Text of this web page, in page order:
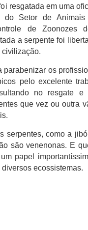
resgatada em uma
Setor de Animais
de Zoonozes
a serpente foi
civilização.
os
pelo excelente
no resgate e
que vez ou outra
serpentes, como a
são venenonas. E
papel
ecossistemas.